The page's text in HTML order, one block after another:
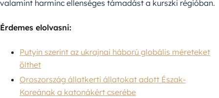
valamint harminc ellenséges támadást a kurszki régióban.
Érdemes elolvasni:
Putyin szerint az ukrajnai háború globális méreteket
ölthet
Oroszország állatkerti állatokat adott Észak-
Koreának a katonákért cserébe